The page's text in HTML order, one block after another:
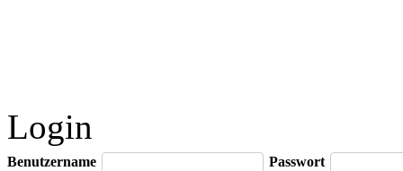
Login
Benutzername Passwort